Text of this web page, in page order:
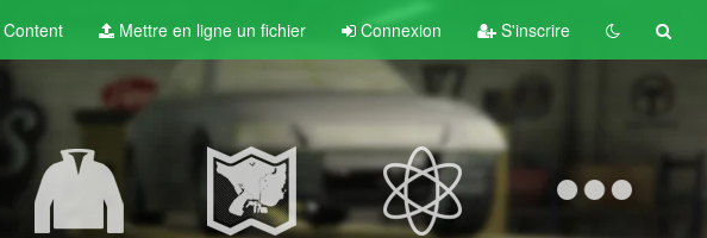
Content Mettre en ligne un fichier Connexion S'inscrire